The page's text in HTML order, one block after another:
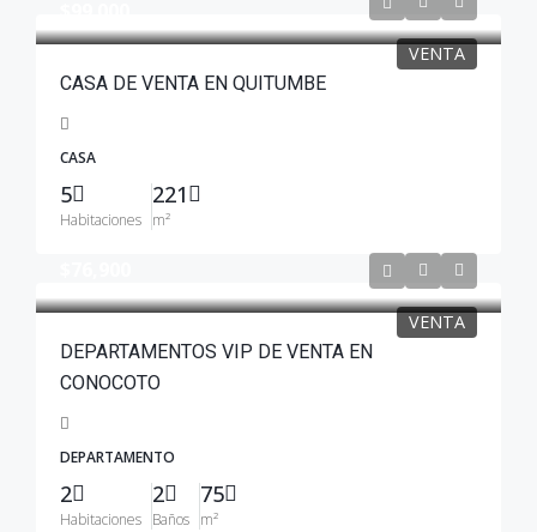
VENTA
CASA DE VENTA EN QUITUMBE
CASA
5
Habitaciones
221
m²
VENTA
DEPARTAMENTOS VIP DE VENTA EN
CONOCOTO
DEPARTAMENTO
2
Habitaciones
2
Baños
75
m²